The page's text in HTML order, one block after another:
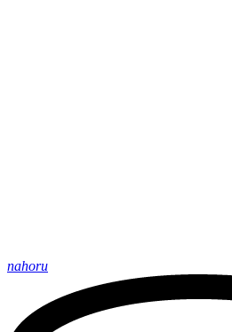
nahoru